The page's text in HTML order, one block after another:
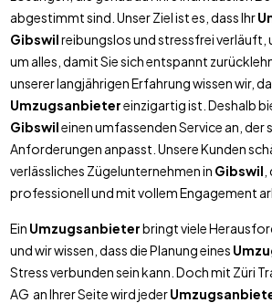
abgestimmt sind. Unser Ziel ist es, dass Ihr
Gibswilreibungslos und stressfrei verläuft,
um alles, damit Sie sich entspannt
unserer langjährigen Erfahrung wissen wir,
Umzugsanbietereinzigartig ist. Deshalb
Gibswileinen umfassenden Service an, der
Anforderungen anpasst. Unsere Kunden
verlässliches Zügelunternehmen in Gibswil
professionell und mit vollem Engagement
Ein Umzugsanbieterbringt viele
und wir wissen, dass die Planung eines
Stress verbunden sein kann. Doch mit Züri
AG an Ihrer Seite wird jeder